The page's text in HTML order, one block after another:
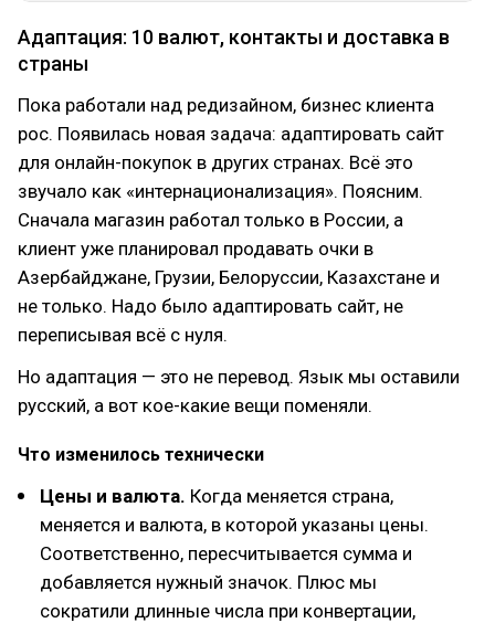
Адаптация: 10 валют, контакты и доставка в
страны
Пока работали над редизайном, бизнес клиента
рос. Появилась новая задача: адаптировать сайт
для онлайн-покупок в других странах. Всё это
звучало как «интернационализация». Поясним.
Сначала магазин работал только в России, а
клиент уже планировал продавать очки в
Азербайджане, Грузии, Белоруссии, Казахстане и
не только. Надо было адаптировать сайт, не
переписывая всё с нуля.
Но адаптация — это не перевод. Язык мы оставили
русский, а вот кое-какие вещи поменяли.
Что изменилось технически
Цены и валюта. Когда меняется страна,
меняется и валюта, в которой указаны цены.
Соответственно, пересчитывается сумма и
добавляется нужный значок. Плюс мы
сократили длинные числа при конвертации,